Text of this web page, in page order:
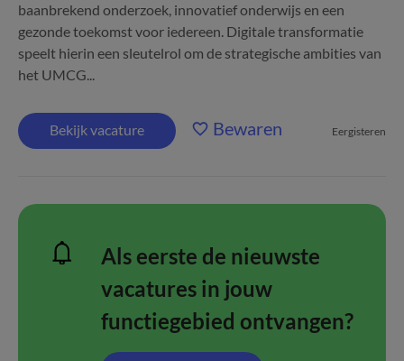
baanbrekend onderzoek, innovatief onderwijs en een
gezonde toekomst voor iedereen. Digitale transformatie
speelt hierin een sleutelrol om de strategische ambities van
het UMCG...
Bekijk vacature Bewaren Eergisteren
Als eerste de nieuwste
vacatures in jouw
functiegebied ontvangen?